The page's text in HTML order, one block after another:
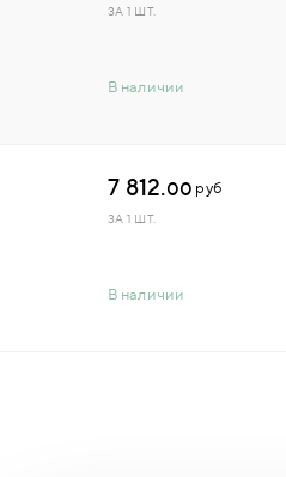
В наличии
ЗА 1 ШТ.
В наличии
7 812.00 руб
ЗА 1 ШТ.